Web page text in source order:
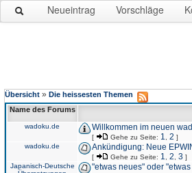
Neueintrag Vorschläge
Übersicht » Die heissesten Themen
Name des Forums
wadoku.de Willkommen im neuen
[ Gehe zu Seite: 1 2 ]
wadoku.de
Ankündigung: Neue
[ Gehe zu Seite: 1 2 3 ]
Japanisch-Deutsche
"etwas neues" oder